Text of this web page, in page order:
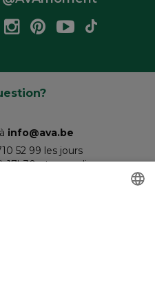
info@ava.be
52 99 les jours
17h30 et samedi